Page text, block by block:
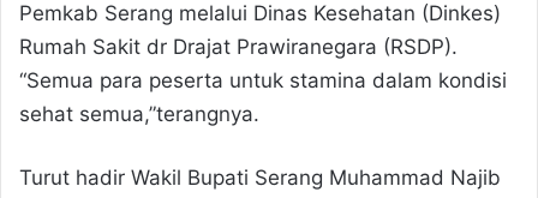
Pemkab Serang melalui Dinas Kesehatan (Dinkes)
Rumah Sakit dr Drajat Prawiranegara (RSDP).
“Semua para peserta untuk stamina dalam kondisi
sehat semua,”terangnya.
Turut hadir Wakil Bupati Serang Muhammad Najib